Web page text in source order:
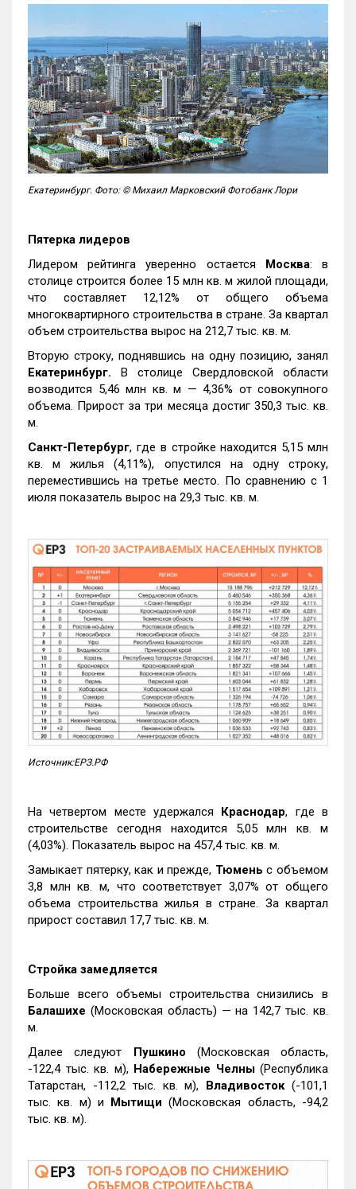
Екатеринбург. Фото: © Михаил Марковский Фотобанк Лори
Пятерка лидеров
Лидером рейтинга уверенно остается Москва: в
столице строится более 15 млн кв. м жилой площади,
что составляет 12,12% от общего объема
многоквартирного строительства в стране. За квартал
объем строительства вырос на 212,7 тыс. кв. м.
Вторую строку, поднявшись на одну позицию, занял
Екатеринбург. В столице Свердловской области
возводится 5,46 млн кв. м — 4,36% от совокупного
объема. Прирост за три месяца достиг 350,3 тыс. кв.
м.
Санкт-Петербург, где в стройке находится 5,15 млн
кв. м жилья (4,11%), опустился на одну строку,
переместившись на третье место. По сравнению с 1
июля показатель вырос на 29,3 тыс. кв. м.
Источник:ЕРЗ.РФ
На четвертом месте удержался Краснодар, где в
строительстве сегодня находится 5,05 млн кв. м
(4,03%). Показатель вырос на 457,4 тыс. кв. м.
Замыкает пятерку, как и прежде, Тюмень с объемом
3,8 млн кв. м, что соответствует 3,07% от общего
объема строительства жилья в стране. За квартал
прирост составил 17,7 тыс. кв. м.
Стройка замедляется
Больше всего объемы строительства снизились в
Балашихе (Московская область) — на 142,7 тыс. кв.
м.
Далее следуют Пушкино (Московская область,
-122,4 тыс. кв. м), Набережные Челны(Республика
Татарстан, -112,2 тыс. кв. м), Владивосток(-101,1
тыс. кв. м) и Мытищи (Московская область, -94,2
тыс. кв. м).